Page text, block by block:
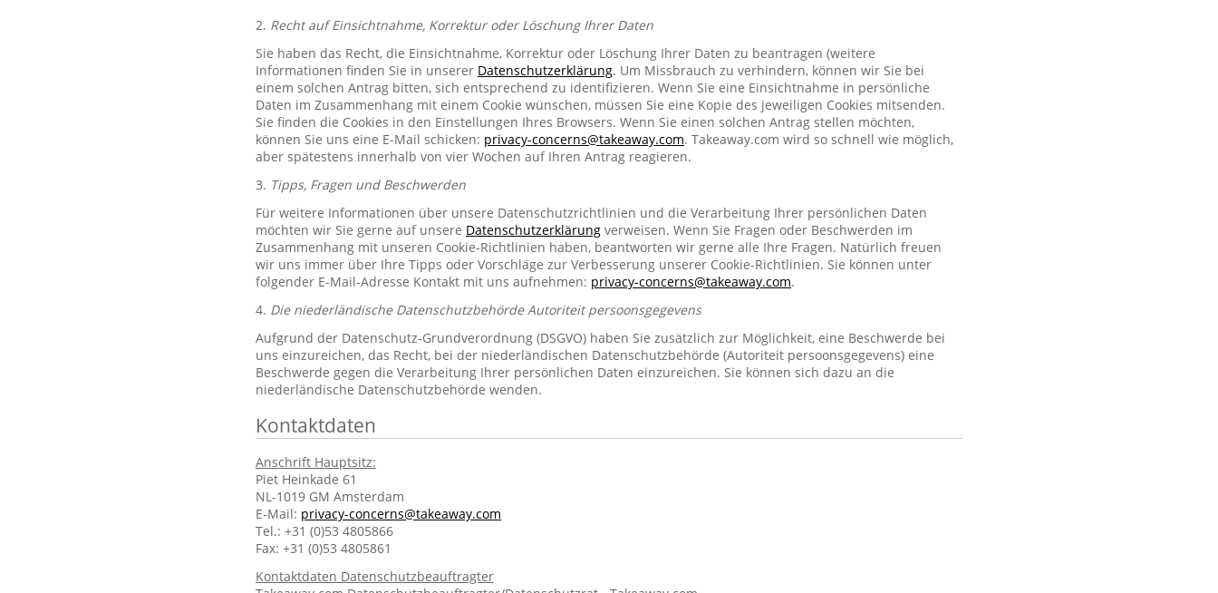
2. Recht auf Einsichtnahme, Korrektur oder Löschung Ihrer Daten
Sie haben das Recht, die Einsichtnahme, Korrektur oder Löschung Ihrer Daten zu beantragen (weitere
Informationen finden Sie in unserer Datenschutzerklärung. Um Missbrauch zu verhindern, können wir Sie bei
einem solchen Antrag bitten, sich entsprechend zu identifizieren. Wenn Sie eine Einsichtnahme in persönliche
Daten im Zusammenhang mit einem Cookie wünschen, müssen Sie eine Kopie des jeweiligen Cookies mitsenden.
Sie finden die Cookies in den Einstellungen Ihres Browsers. Wenn Sie einen solchen Antrag stellen möchten,
können Sie uns eine E-Mail schicken: privacy-concerns@takeaway.com. Takeaway.com wird so schnell wie möglich,
aber spätestens innerhalb von vier Wochen auf Ihren Antrag reagieren.
3. Tipps, Fragen und Beschwerden
Für weitere Informationen über unsere Datenschutzrichtlinien und die Verarbeitung Ihrer persönlichen Daten
möchten wir Sie gerne auf unsere Datenschutzerklärung verweisen. Wenn Sie Fragen oder Beschwerden im
Zusammenhang mit unseren Cookie-Richtlinien haben, beantworten wir gerne alle Ihre Fragen. Natürlich freuen
wir uns immer über Ihre Tipps oder Vorschläge zur Verbesserung unserer Cookie-Richtlinien. Sie können unter
folgender E-Mail-Adresse Kontakt mit uns aufnehmen: privacy-concerns@takeaway.com.
4. Die niederländische Datenschutzbehörde Autoriteit persoonsgegevens
Aufgrund der Datenschutz-Grundverordnung (DSGVO) haben Sie zusätzlich zur Möglichkeit, eine Beschwerde bei
uns einzureichen, das Recht, bei der niederländischen Datenschutzbehörde (Autoriteit persoonsgegevens) eine
Beschwerde gegen die Verarbeitung Ihrer persönlichen Daten einzureichen. Sie können sich dazu an die
niederländische Datenschutzbehörde wenden.
Kontaktdaten
Anschrift Hauptsitz:
Piet Heinkade 61
NL-1019 GM Amsterdam
E-Mail: privacy-concerns@takeaway.com
Tel.: +31 (0)53 4805866
Fax: +31 (0)53 4805861
Kontaktdaten Datenschutzbeauftragter